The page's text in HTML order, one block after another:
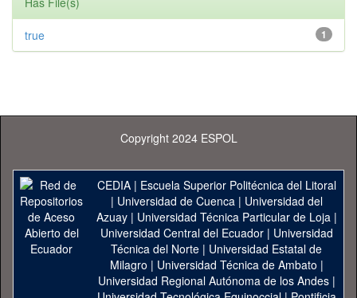
1
true
Copyright 2024 ESPOL
CEDIA| Escuela Superior Politécnica del Litoral
| Universidad de Cuenca| Universidad del
Azuay| Universidad Técnica Particular de Loja|
Universidad Central del Ecuador| Universidad
Técnica del Norte | Universidad Estatal de
Milagro | Universidad Técnica de Ambato |
Universidad Regional Autónoma de los Andes|